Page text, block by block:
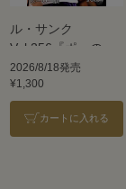
ル・サンク
Vol.256『ポーの一
族』＜雪組＞
2026/8/18発売
¥1,300
カートに入れる